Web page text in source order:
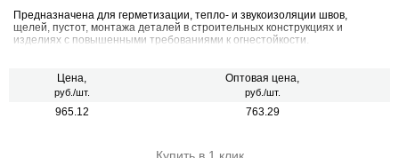
Предназначена для герметизации, тепло- и звукоизоляции швов,
щелей, пустот, монтажа деталей в строительных конструкциях и
изделиях с повышенными требованиями к огнестойкости.
Цена,
руб./шт.
Оптовая цена,
руб./шт.
965.12 763.29